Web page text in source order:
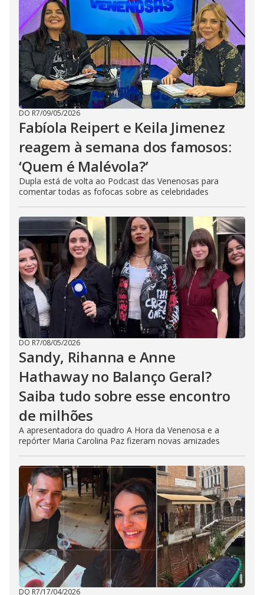
DO R7/09/05/2026
Fabíola Reipert e Keila Jimenez
reagem à semana dos famosos:
‘Quem é Malévola?’
Dupla está de volta ao Podcast das Venenosas para
comentar todas as fofocas sobre as celebridades
DO R7/08/05/2026
Sandy, Rihanna e Anne
Hathaway no Balanço Geral?
Saiba tudo sobre esse encontro
de milhões
A apresentadora do quadro A Hora da Venenosa e a
repórter Maria Carolina Paz fizeram novas amizades
DO R7/17/04/2026